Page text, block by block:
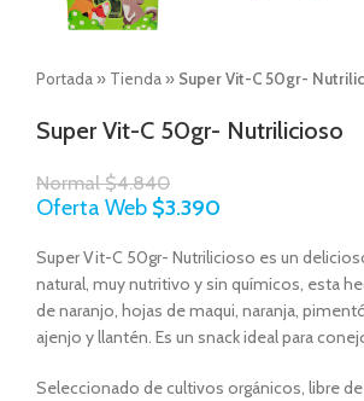
Portada » Tienda » Super Vit-C 50gr-
Super Vit-C 50gr- Nutrilicioso
Normal$4.840
Oferta Web $3.390
Super Vit-C 50gr- Nutrilicioso es un
natural, muy nutritivo y sin químicos, esta
de naranjo, hojas de maqui, naranja,
ajenjo y llantén. Es un snack ideal para
Seleccionado de cultivos orgánicos, libre